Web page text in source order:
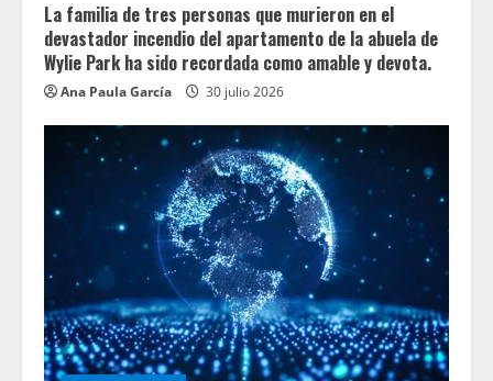
La familia de tres personas que murieron en el
devastador incendio del apartamento de la abuela de
Wylie Park ha sido recordada como amable y devota.
Ana Paula García 30 julio 2026